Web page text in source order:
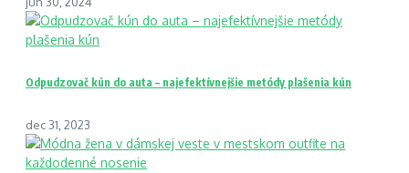
Odpudzovač kún do auta – najefektívnejšie metódy plašenia kún
dec 31, 2023